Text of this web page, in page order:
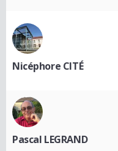
Nicéphore CITÉ
Pascal LEGRAND